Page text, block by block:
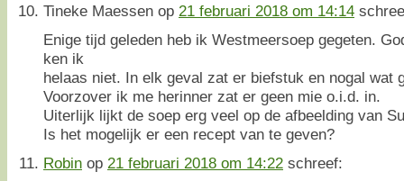
Tineke Maessen op 21 februari 2018 om 14:14
Enige tijd geleden heb ik Westmeersoep gegeten.
ken ik
helaas niet. In elk geval zat er biefstuk en nogal wat
Voorzover ik me herinner zat er geen mie o.i.d. in.
Uiterlijk lijkt de soep erg veel op de afbeelding van
Is het mogelijk er een recept van te geven?
Robin op 21 februari 2018 om 14:22 schreef: